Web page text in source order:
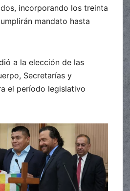
incorporando los treinta
mandato hasta
a la elección de las
Secretarías y
el período legislativo